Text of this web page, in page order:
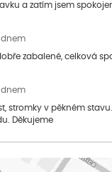
a zatím jsem
dnem
zabalené, celková
dnem
stromky v pěkném
Děkujeme